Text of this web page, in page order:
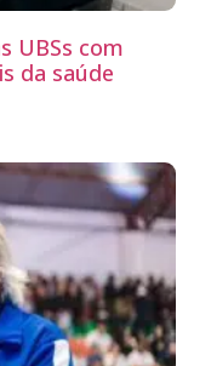
UBSs com
da saúde